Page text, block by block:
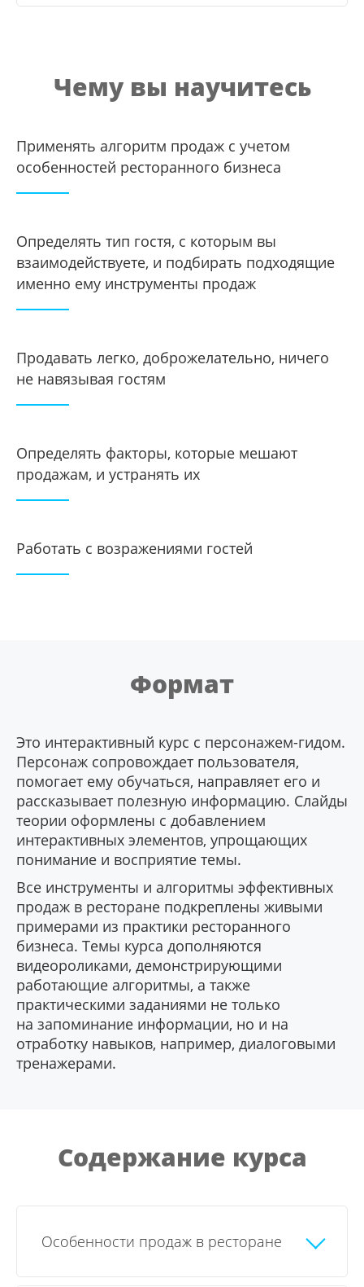
Чему вы научитесь
Применять алгоритм продаж с учетом
особенностей ресторанного бизнеса
Определять тип гостя, с которым вы
взаимодействуете, и подбирать подходящие
именно ему инструменты продаж
Продавать легко, доброжелательно, ничего
не навязывая гостям
Определять факторы, которые мешают
продажам, и устранять их
Работать с возражениями гостей
Формат
Это интерактивный курс с персонажем-гидом.
Персонаж сопровождает пользователя,
помогает ему обучаться, направляет его и
рассказывает полезную информацию. Слайды
теории оформлены с добавлением
интерактивных элементов, упрощающих
понимание и восприятие темы.
Все инструменты и алгоритмы эффективных
продаж в ресторане подкреплены живыми
примерами из практики ресторанного
бизнеса. Темы курса дополняются
видеороликами, демонстрирующими
работающие алгоритмы, а также
практическими заданиями не только
на запоминание информации, но и на
отработку навыков, например, диалоговыми
тренажерами.
Содержание курса
Особенности продаж в ресторане